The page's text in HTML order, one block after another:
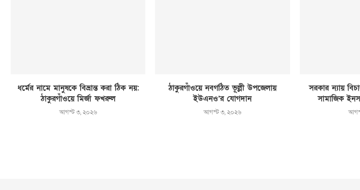
ধর্মের নামে মানুষকে বিভ্রান্ত করা ঠিক নয়:
ঠাকুরগাঁওয়ে মির্জা ফখরুল
আগস্ট ৩, ২০২৬
ঠাকুরগাঁওয়ে নবগঠিত ভূল্লী উপজেলায়
ইউএনও’র যোগদান
আগস্ট ৩, ২০২৬
সরকার ন্যায়
সামাজিক